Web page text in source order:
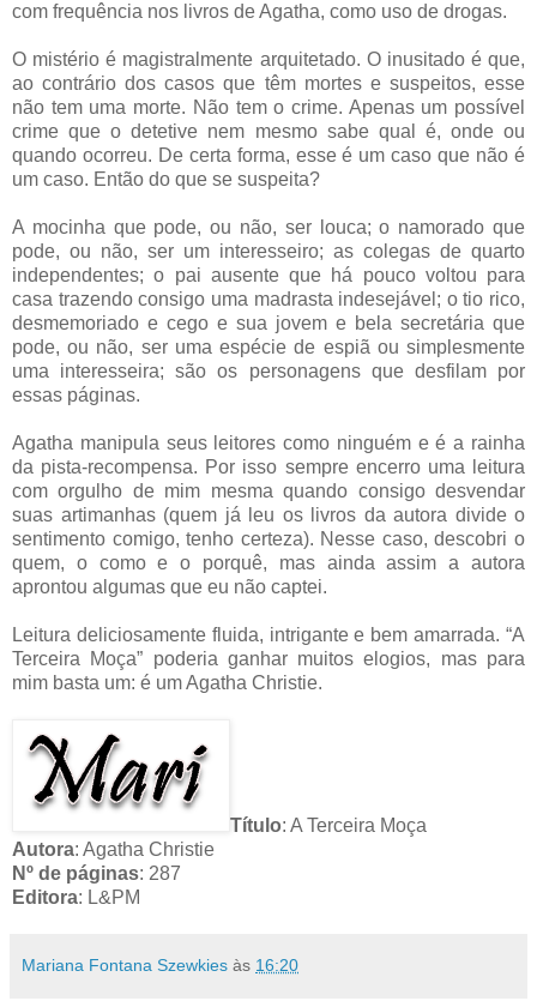
com frequência nos livros de Agatha, como uso de drogas.
O mistério é magistralmente arquitetado. O inusitado é que,
ao contrário dos casos que têm mortes e suspeitos, esse
não tem uma morte. Não tem o crime. Apenas um possível
crime que o detetive nem mesmo sabe qual é, onde ou
quando ocorreu. De certa forma, esse é um caso que não é
um caso. Então do que se suspeita?
A mocinha que pode, ou não, ser louca; o namorado que
pode, ou não, ser um interesseiro; as colegas de quarto
independentes; o pai ausente que há pouco voltou para
casa trazendo consigo uma madrasta indesejável; o tio rico,
desmemoriado e cego e sua jovem e bela secretária que
pode, ou não, ser uma espécie de espiã ou simplesmente
uma interesseira; são os personagens que desfilam por
essas páginas.
Agatha manipula seus leitores como ninguém e é a rainha
da pista-recompensa. Por isso sempre encerro uma leitura
com orgulho de mim mesma quando consigo desvendar
suas artimanhas (quem já leu os livros da autora divide o
sentimento comigo, tenho certeza). Nesse caso, descobri o
quem, o como e o porquê, mas ainda assim a autora
aprontou algumas que eu não captei.
Leitura deliciosamente fluida, intrigante e bem amarrada. “A
Terceira Moça” poderia ganhar muitos elogios, mas para
mim basta um: é um Agatha Christie.
Título: A Terceira Moça
Autora: Agatha Christie
Nº de páginas: 287
Editora: L&PM
Mariana Fontana Szewkies às 16:20